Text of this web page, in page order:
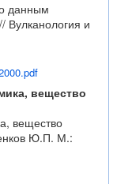
данным
Вулканология и
вещество
вещество
Ю.П. М.: